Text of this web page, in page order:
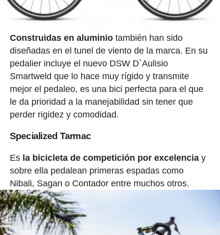
Construidas en aluminiotambién han sido
diseñadas en el tunel de viento de la marca. En su
pedalier incluye el nuevo DSW D`Aulisio
Smartweld que lo hace muy rígido y transmite
mejor el pedaleo, es una bici perfecta para el que
le da prioridad a la manejabilidad sin tener que
perder rigidez y comodidad.
Specialized Tarmac
Es la bicicleta de competición por excelenciay
sobre ella pedalean primeras espadas como
Nibali, Sagan o Contador entre muchos otros.